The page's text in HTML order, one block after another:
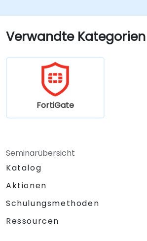
verwalten und Störungen
Fortinet-Produkte zur
komplexer
Verwandte Kategorien
FortiGate
Seminarübersicht
Katalog
Aktionen
Schulungsmethoden
Ressourcen